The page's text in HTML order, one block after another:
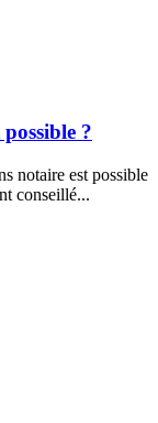
?
notaire est possible
conseillé...